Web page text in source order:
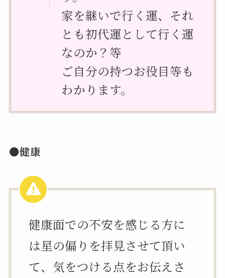
家を継いで行く運、それ
とも初代運として行く運
なのか？等
ご自分の持つお役目等も
わかります。
●健康
健康面での不安を感じる方に
は星の偏りを拝見させて頂い
て、気をつける点をお伝えさ